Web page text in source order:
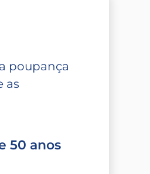
poupança
as
50 anos